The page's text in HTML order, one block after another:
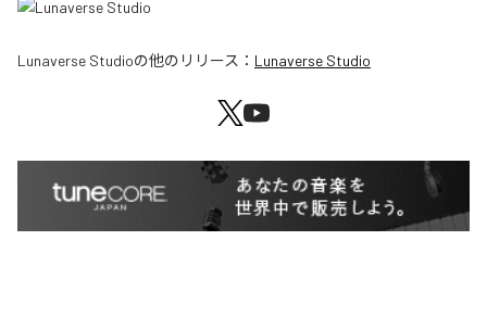
Lunaverse Studioの他のリリース： Lunaverse Studio